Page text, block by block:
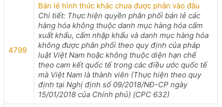
4799
Bán lẻ hình thức khác chưa được phân vào đâu
Chi tiết: Thực hiện quyền phân phối bán lẻ các
hàng hóa không thuộc danh mục hàng hóa cấm
xuất khẩu, cấm nhập khẩu và danh mục hàng hóa
không được phân phối theo quy định của pháp
luật Việt Nam hoặc không thuộc diện hạn chế
theo cam kết quốc tế trong các điều ước quốc tế
mà Việt Nam là thành viên (Thực hiện theo quy
định tại Nghị định số 09/2018/NĐ-CP ngày
15/01/2018 của Chính phủ) (CPC 632)